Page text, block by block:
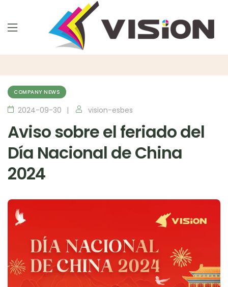
COMPANY NEWS
2024-09-30 vision-esbes
Aviso sobre el feriado del
Día Nacional de China
2024